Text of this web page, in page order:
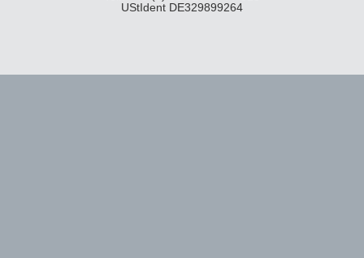
UStIdent DE329899264